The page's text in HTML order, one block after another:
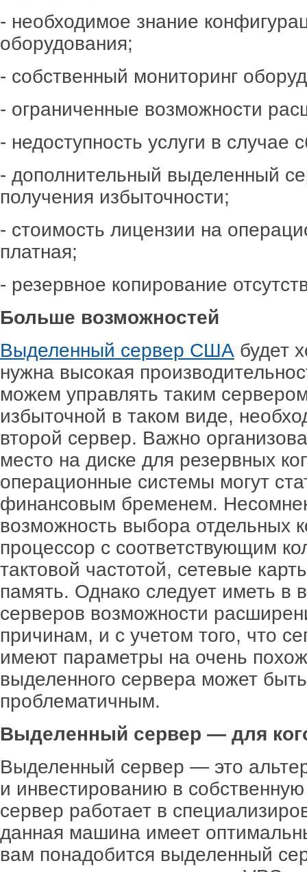
- необходимое знание
оборудования;
- собственный мониторинг
- ограниченные возможности
- недоступность услуги в случае
- дополнительный выделенный
получения избыточности;
- стоимость лицензии на
платная;
- резервное копирование
Больше возможностей
Выделенный сервер США будет
нужна высокая
можем управлять таким
избыточной в таком виде,
второй сервер. Важно
место на диске для резервных
операционные системы могут
финансовым бременем.
возможность выбора отдельных
процессор с соответствующим
тактовой частотой, сетевые
память. Однако следует иметь в
серверов возможности
причинам, и с учетом того, что
имеют параметры на очень
выделенного сервера может
проблематичным.
Выделенный сервер — для
Выделенный сервер — это
и инвестированию в
сервер работает в
данная машина имеет
вам понадобится выделенный